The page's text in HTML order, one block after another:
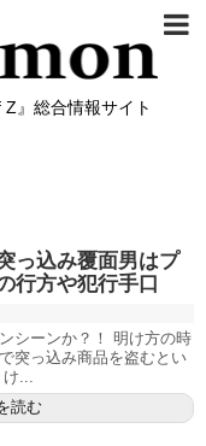
』総合情報サイト
っ込み覆面男はプ
行方や犯行手口
シーンか？！ 明け方の時
突っ込み商品を盗むとい
...
読む